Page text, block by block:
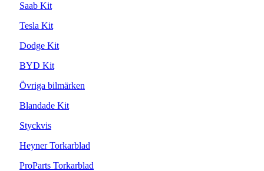
Saab Kit
Tesla Kit
Dodge Kit
BYD Kit
Övriga bilmärken
Blandade Kit
Styckvis
Heyner Torkarblad
ProParts Torkarblad